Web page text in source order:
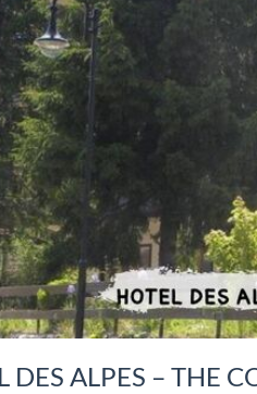
DES ALPES – THE